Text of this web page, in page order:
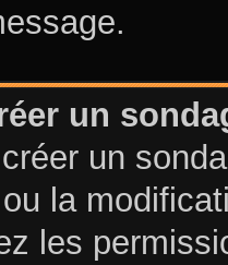
un
un
la
les